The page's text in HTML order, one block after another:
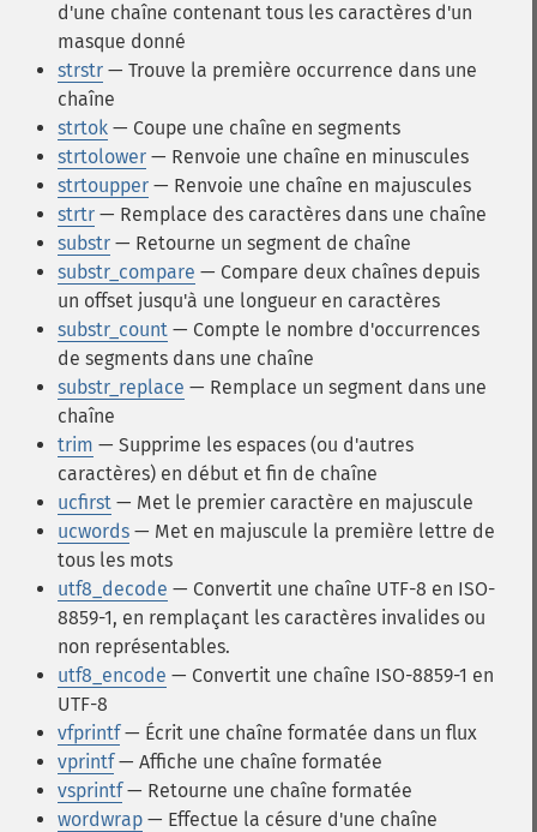
d'une chaîne contenant tous les caractères d'un
masque donné
strstr — Trouve la première occurrence dans une
chaîne
strtok — Coupe une chaîne en segments
strtolower — Renvoie une chaîne en minuscules
strtoupper — Renvoie une chaîne en majuscules
strtr — Remplace des caractères dans une chaîne
substr — Retourne un segment de chaîne
substr_compare — Compare deux chaînes depuis
un offset jusqu'à une longueur en caractères
substr_count — Compte le nombre d'occurrences
de segments dans une chaîne
substr_replace — Remplace un segment dans une
chaîne
trim — Supprime les espaces (ou d'autres
caractères) en début et fin de chaîne
ucfirst — Met le premier caractère en majuscule
ucwords — Met en majuscule la première lettre de
tous les mots
utf8_decode — Convertit une chaîne UTF-8 en ISO-
8859-1, en remplaçant les caractères invalides ou
non représentables.
utf8_encode — Convertit une chaîne ISO-8859-1 en
UTF-8
vfprintf— Écrit une chaîne formatée dans un flux
vprintf— Affiche une chaîne formatée
vsprintf— Retourne une chaîne formatée
wordwrap — Effectue la césure d'une chaîne